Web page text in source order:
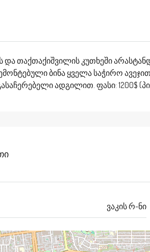
და თაქთაქიშვილის კუთხეში
ბინა ყველა საჭირო
ადგილით. ფასი:
ვაკის რ-ნი